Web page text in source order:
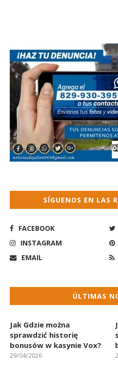
SÍGUENOS EN LAS
FACEBOOK
INSTAGRAM
EMAIL
ÚLTIMAS
Jak Gdzie można
sprawdzić historię
bonusów w kasynie Vox?
29/04/2026